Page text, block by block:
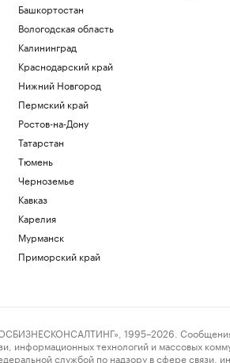
Башкортостан
Вологодская область
Калининград
Краснодарский край
Нижний Новгород
Пермский край
Ростов-на-Дону
Татарстан
Тюмень
Черноземье
Кавказ
Карелия
Мурманск
Приморский край
1995–2026. Сообщения и
информационных технологий и массовых
службой по надзору в сфере